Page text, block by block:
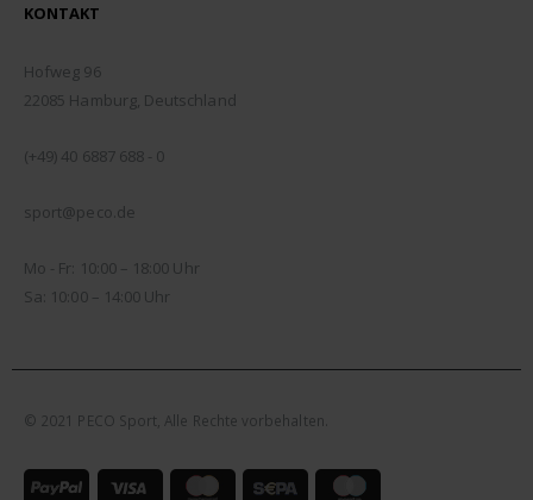
KONTAKT
Hofweg 96
22085 Hamburg, Deutschland
(+49) 40 6887 688 - 0
sport@peco.de
Mo - Fr: 10:00 – 18:00 Uhr
Sa: 10:00 – 14:00 Uhr
© 2021 PECO Sport, Alle Rechte vorbehalten.